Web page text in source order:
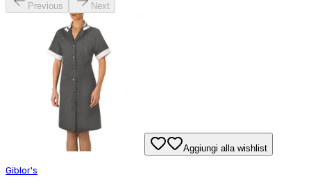
Previous Next
Aggiungi alla wishlist
Giblor's